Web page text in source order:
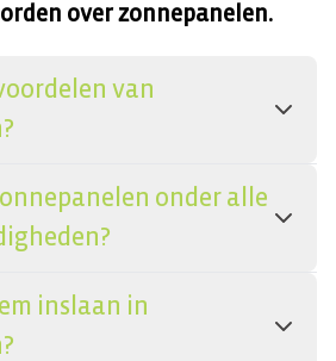
over zonnepanelen.
van
onder alle
inslaan in